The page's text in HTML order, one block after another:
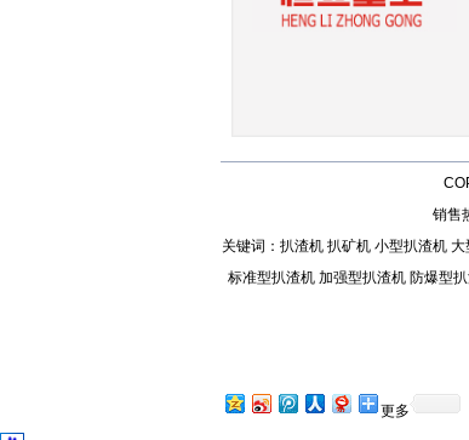
销售
关键词： 扒渣机 扒矿机 小型扒渣机 大
标准型扒渣机 加强型扒渣机 防爆型
更多